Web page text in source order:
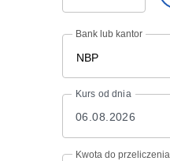
Bank lub kantor
Kurs od dnia
Kwota do przeliczenia